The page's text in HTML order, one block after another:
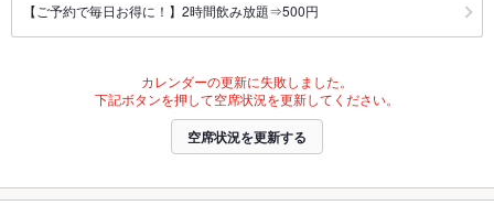
【ご予約で毎日お得に！】2時間飲み放題⇒500円
カレンダーの更新に失敗しました。
下記ボタンを押して空席状況を更新してください。
空席状況を更新する